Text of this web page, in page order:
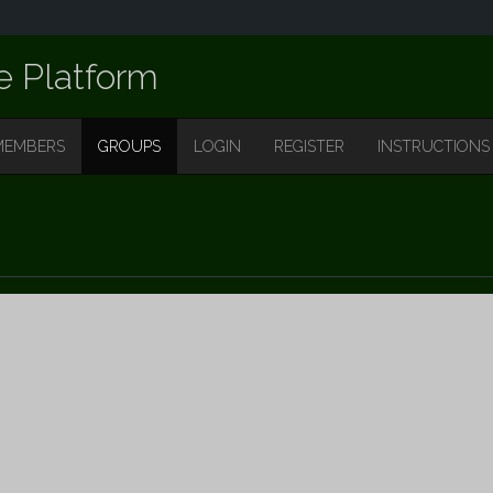
Platform
GROUPS LOGIN REGISTER INSTRUCTIONS